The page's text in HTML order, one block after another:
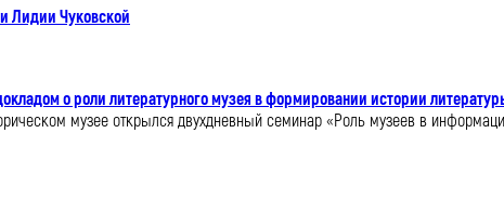
Лидии Чуковской
о роли литературного музея в формировании истории
музее открылся двухдневный семинар «Роль музеев в